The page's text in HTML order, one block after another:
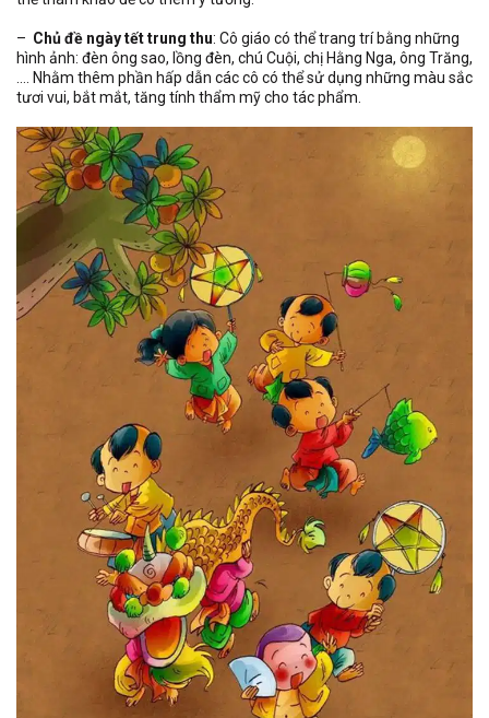
– Chủ đề ngày tết trung thu: Cô giáo có thể trang trí bằng những
hình ảnh: đèn ông sao, lồng đèn, chú Cuội, chị Hằng Nga, ông Trăng,
…. Nhằm thêm phần hấp dẫn các cô có thể sử dụng những màu sắc
tươi vui, bắt mắt, tăng tính thẩm mỹ cho tác phẩm.